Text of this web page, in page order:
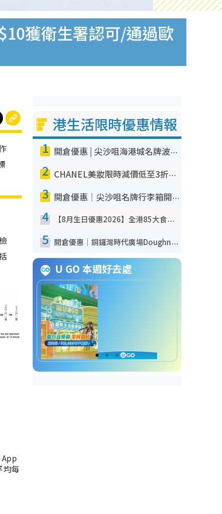
獲衛生署認可/通過歐
均每
港生活限時優惠情報
1 開倉優惠 | 尖沙咀海港城名牌波鞋開倉低至1折！On鞋$899起／Joy&Peace鞋履$98起
2 CHANEL美妝限時減價低至3折！人氣粉底/唇膏/精華液低至$275！COCO香水都有平
3 開倉優惠｜尖沙咀名牌行李箱開倉低至4折！一連5日 American Tourister/ace./Hallmark $200起！
4 【8月生日優惠2026】全港85大食買玩著數攻略 自助餐/火鍋放題同行免費＋誠品/DONKI送現金券
5 開倉優惠｜銅鑼灣時代廣場Doughnut/Campo Marzio開倉低至1折！背囊、書包、手袋劈價$200起
U GO 本週好去處